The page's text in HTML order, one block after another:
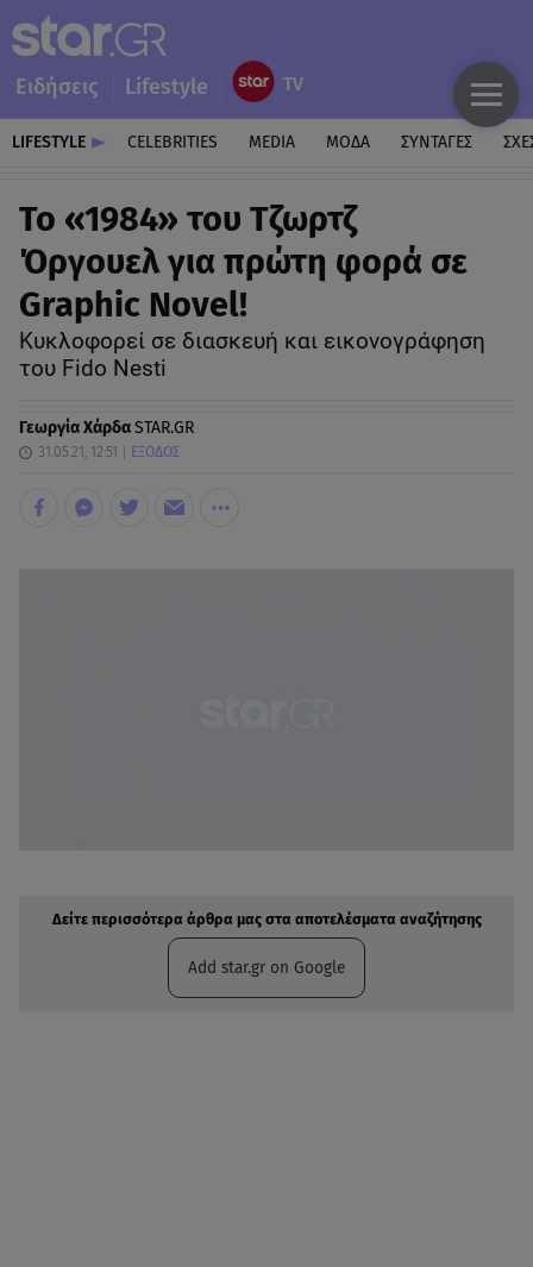
Ειδήσεις Lifestyle
LIFESTYLE CELEBRITIES MEDIA ΜΟΔΑ ΣΥΝΤΑΓΕΣ
Το «1984» του Τζωρτζ
Όργουελ για πρώτη φορά σε
Graphic Novel!
Κυκλοφορεί σε διασκευή και εικονογράφηση
του Fido Nesti
Γεωργία ΧάρδαSTAR.GR
31.05.21, 12:51 ΕΞΟΔΟΣ
Δείτε περισσότερα άρθρα μας στα αποτελέσματα αναζήτησης
Add star.gr on Google